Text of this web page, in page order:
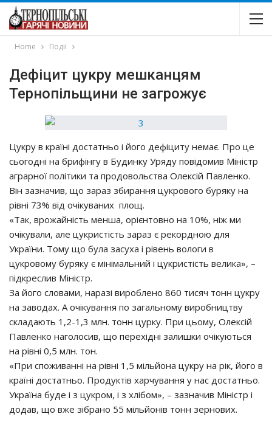
Home Події
Дефіцит цукру мешканцям
Тернопільщини не загрожує
Цукру в країні достатньо і його дефіциту немає. Про це
сьогодні на брифінгу в Будинку Уряду повідомив Міністр
аграрної політики та продовольства Олексій Павленко.
Він зазначив, що зараз збирання цукрового буряку на
рівні 73% від очікуваних площ.
«Так, врожайність менша, орієнтовно на 10%, ніж ми
очікували, але цукристість зараз є рекордною для
України. Тому що була засуха і рівень вологи в
цукровому буряку є мінімальний і цукристість велика», –
підкреслив Міністр.
За його словами, наразі вироблено 860 тисяч тонн цукру
на заводах. А очікування по загальному виробництву
складають 1,2-1,3 млн. тонн цурку. При цьому, Олексій
Павленко наголосив, що перехідні залишки очікуються
на рівні 0,5 млн. тон.
«При споживанні на рівні 1,5 мільйона цукру на рік, його в
країні достатньо. Продуктів харчування у нас достатньо.
Україна буде і з цукром, і з хлібом», – зазначив Міністр і
додав, що вже зібрано 55 мільйонів тонн зернових.